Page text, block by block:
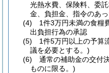
光熱水費、保険料、委
金、負担金、指令のあ
(4)
1件3万円未満の食糧
出負担行為の承認
(5)
1件5万円以上の予算
議を必要とする。)
(6)
通常の補助金の交付
ものに限る。)